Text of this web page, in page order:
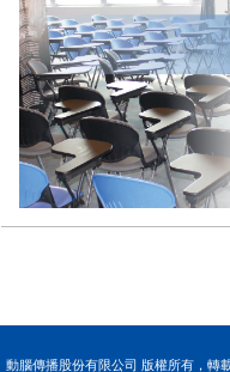
動腦傳播股份有限公司 版權所有，轉